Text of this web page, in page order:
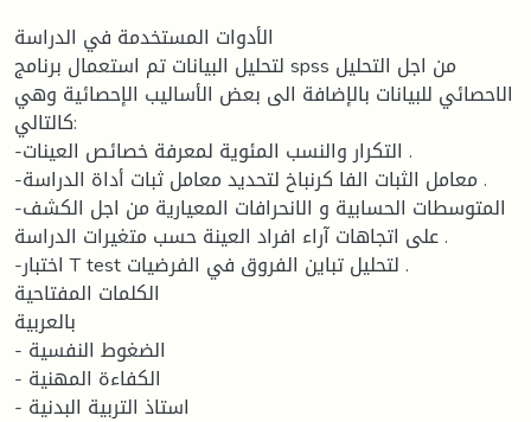
الأدوات المستخدمة في الدراسة
لتحليل البيانات تم استعمال برنامج spss من اجل التحليل
الاحصائي للبيانات بالإضافة الى بعض الأساليب الإحصائية وهي
كالتالي:
-التكرار والنسب المئوية لمعرفة خصائص العينات .
-معامل الثبات الفا كرنباخ لتحديد معامل ثبات أداة الدراسة .
-المتوسطات الحسابية و الانحرافات المعيارية من اجل الكشف
على اتجاهات آراء افراد العينة حسب متغيرات الدراسة .
-اختبار T test لتحليل تباين الفروق في الفرضيات .
الكلمات المفتاحية
بالعربية
- الضغوط النفسية
- الكفاءة المهنية
- استاذ التربية البدنية